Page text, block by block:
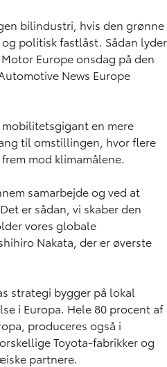
bilindustri, hvis den grønne
politisk fastlåst. Sådan lyder
Europe onsdag på den
News Europe
en mere
til omstillingen, hvor flere
mod klimamålene.
samarbejde og ved at
er sådan, vi skaber den
vores globale
Nakata, der er øverste
strategi bygger på lokal
i Europa. Hele 80 procent af
produceres også i
Toyota-fabrikker og
partnere.